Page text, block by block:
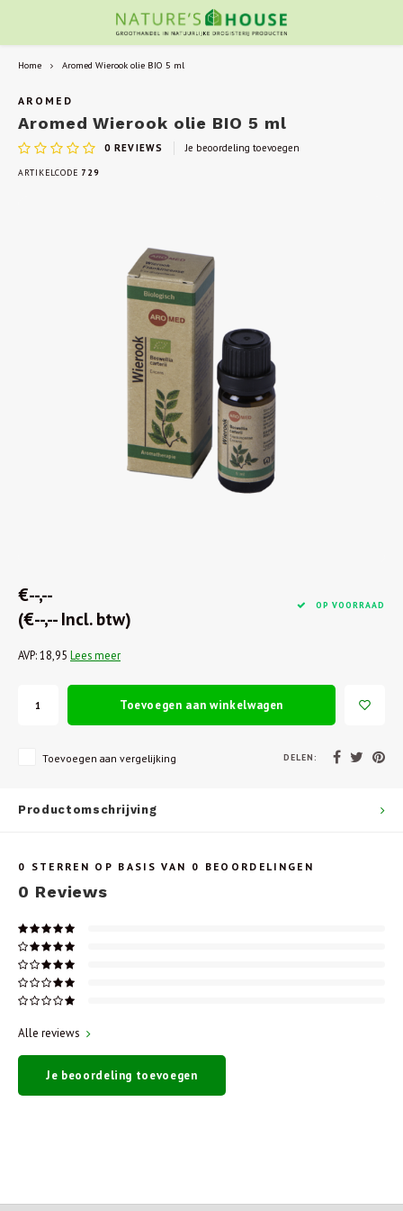
Home Aromed Wierook olie BIO 5 ml
AROMED
Aromed Wierook olie BIO 5 ml
0 REVIEWS Je beoordeling toevoegen
ARTIKELCODE 729
€--,--
(€--,-- Incl. btw)
OP VOORRAAD
AVP: 18,95 Lees meer
Toevoegen aan winkelwagen
Toevoegen aan vergelijking DELEN:
Productomschrijving
0 STERREN OP BASIS VAN 0 BEOORDELINGEN
0 Reviews
Alle reviews
Je beoordeling toevoegen